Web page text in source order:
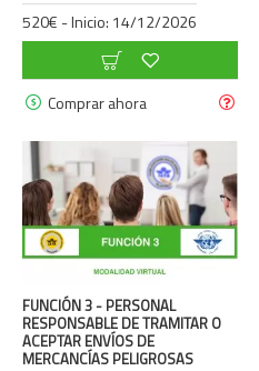
520€ - Inicio: 14/12/2026
Comprar ahora
FUNCIÓN 3 - PERSONAL
RESPONSABLE DE TRAMITAR O
ACEPTAR ENVÍOS DE
MERCANCÍAS PELIGROSAS